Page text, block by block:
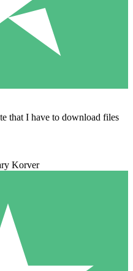
that I have to download files
Korver